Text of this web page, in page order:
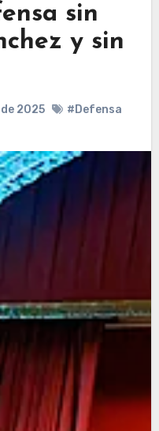
sin
y sin
2025 #Defensa